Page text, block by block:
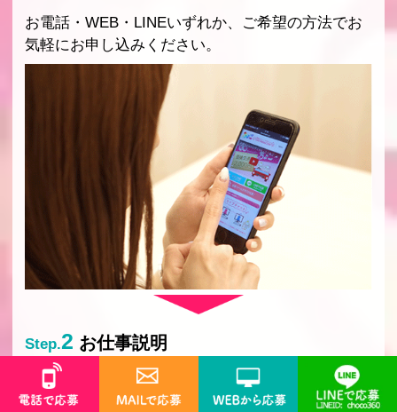
お電話・WEB・LINEいずれか、ご希望の方法でお
気軽にお申し込みください。
Step.2 お仕事説明
チャットレディ経験やノウハウのあるスタッフが、